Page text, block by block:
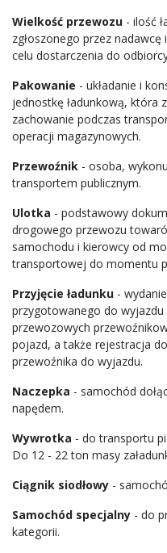
Wielkość przewozu - ilość
zgłoszonego przez
celu dostarczenia do
Pakowanie - układanie i
jednostkę ładunkową, która
zachowanie podczas
operacji magazynowych.
Przewoźnik - osoba,
transportem publicznym.
Ulotka - podstawowy
drogowego przewozu
samochodu i kierowcy od
transportowej do momentu
Przyjęcie ładunku -
przygotowanego do
przewozowych
pojazd, a także rejestracja
przewoźnika do wyjazdu.
Naczepka - samochód
napędem.
Wywrotka - do transportu
Do 12 - 22 ton masy
Ciągnik siodłowy -
Samochód specjalny - do
kategorii.